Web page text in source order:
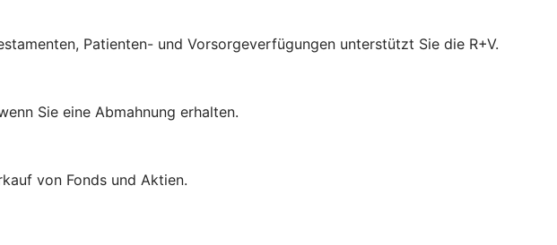
Patienten- und Vorsorgeverfügungen unterstützt Sie die R+V.
Sie eine Abmahnung erhalten.
von Fonds und Aktien.